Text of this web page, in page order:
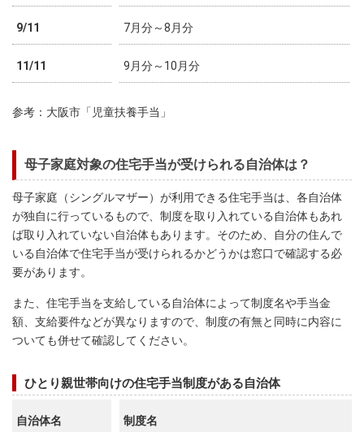
9/11 7月分～8月分
11/11 9月分～10月分
参考：大阪市「児童扶養手当」
母子家庭対象の住宅手当が受けられる自治体は？
母子家庭（シングルマザー）が利用できる住宅手当は、各自治体
が独自に行っているもので、制度を取り入れている自治体もあれ
ば取り入れていない自治体もあります。そのため、自分の住んで
いる自治体で住宅手当が受けられるかどうかは窓口で確認する必
要があります。
また、住宅手当を支給している自治体によって制度名や手当金
額、支給要件などが異なりますので、制度の有無と同時に内容に
ついても併せて確認してください。
ひとり親世帯向けの住宅手当制度がある自治体
自治体名 制度名